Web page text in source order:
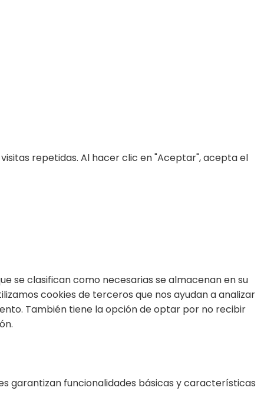
repetidas. Al hacer clic en "Aceptar", acepta el
se clasifican como necesarias se almacenan en su
cookies de terceros que nos ayudan a analizar
También tiene la opción de optar por no recibir
garantizan funcionalidades básicas y características